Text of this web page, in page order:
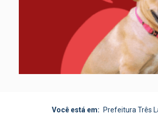
Você está em: Prefeitura Três